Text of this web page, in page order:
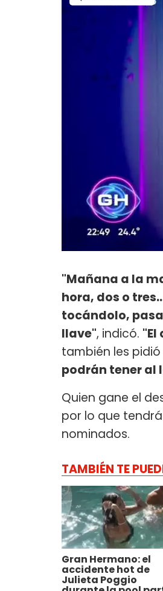
"Mañana a la
hora, dos o
tocándolo,
llave", indicó. "El
también les
podrán tener al
Quien gane el
por lo que
nominados.
TAMBIÉN TE
Gran Hermano: el
accidente hot de
Julieta Poggio